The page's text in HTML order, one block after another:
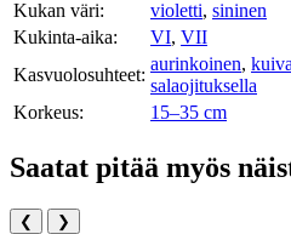
Kukan väri:
violetti, sininen
Kukinta-aika:
VI, VII
Kasvuolosuhteet:
aurinkoinen,
salaojituksella
Korkeus:
15–35 cm
Saatat pitää myös
❮ ❯